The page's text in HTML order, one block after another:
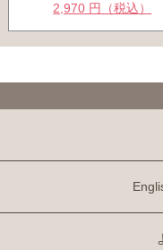
2,970 円（税込）